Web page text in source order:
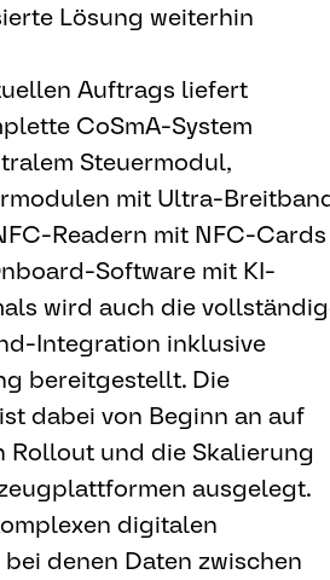
Lösung weiterhin
Auftrags liefert
CoSmA-System
Steuermodul,
mit Ultra-
Readern mit NFC-Cards
Software mit KI-
wird auch die
Integration inklusive
bereitgestellt. Die
dabei von Beginn an auf
Rollout und die Skalierung
ausgelegt.
digitalen
denen Daten zwischen